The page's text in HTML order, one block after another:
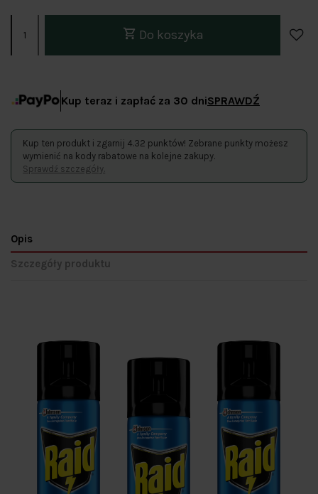
Do koszyka
Kup teraz i zapłać za 30 dniSPRAWDŹ
Kup ten produkt i zgarnij 4.32 punktów! Zebrane punkty możesz
wymienić na kody rabatowe na kolejne zakupy.
Sprawdź szczegóły.
Opis
Szczegóły produktu